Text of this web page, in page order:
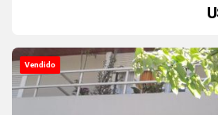
Vendido